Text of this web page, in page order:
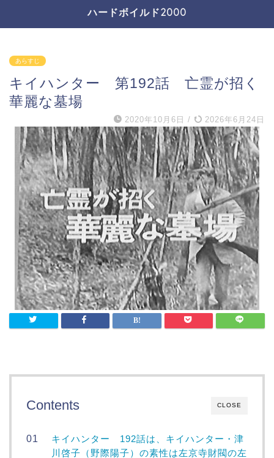
ハードボイルド2000
あらすじ
キイハンター 第192話 亡霊が招く
華麗な墓場
2020年10月6日 / 2026年6月24日
CLOSE
Contents
キイハンター 192話は、キイハンター・津
川啓子（野際陽子）の素性は左京寺財閥の左